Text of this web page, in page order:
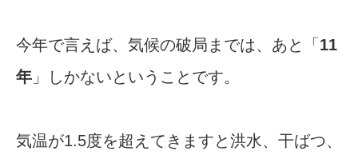
今年で言えば、気候の破局までは、あと「 11
年 」しかないということです。
気温が1.5度を超えてきますと洪水、干ばつ、